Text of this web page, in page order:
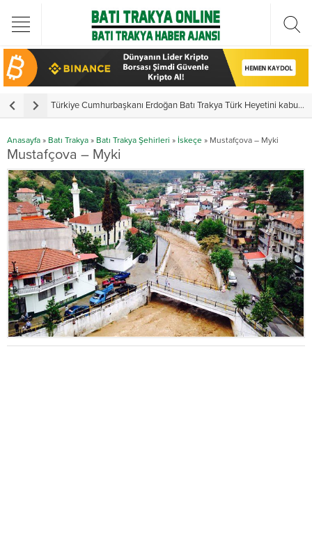
Türkiye Cumhurbaşkanı Erdoğan Batı Trakya Türk Heyetini kabul etti
Anasayfa » Batı Trakya » Batı Trakya Şehirleri » İskeçe » Mustafçova – Myki
Mustafçova – Myki